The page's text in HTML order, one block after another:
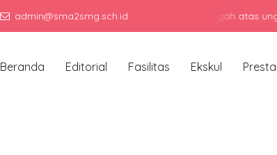
admin@sma2smg.sch.idMenjadi sekolah menengah atas
Beranda Editorial Fasilitas Ekskul